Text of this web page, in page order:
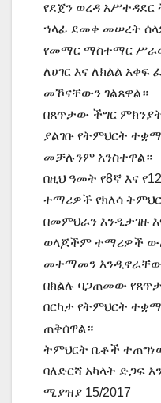
የደጀን ወረዳ
ኀላፊ ደመቀ መሠረት
የመማር ማስተማር
ለሀገር እና ለክልል
መኾናቸውን ገልጸዋል።
በጸጥታው ችግር
ያልገቡ የትምህርት
መቻሉንም አንስተዋል።
በዚህ ዓመት የ8ኛ እና
ተማሪዎች የክለሳ
በመምህራን እንዲታገዙ
ወላጆችም ተማሪዎች
መተማመን እንዲኖራቸው
በክልሉ ባጋጠመው
በርካታ የትምህርት
ጠቅሰዋል።
ትምህርት ቤቶች
ባለድርሻ አካላት ድጋፍ
ሚያዝያ 15/2017